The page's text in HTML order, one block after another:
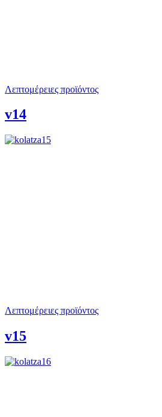
Λεπτομέρειες προϊόντος
v14
Λεπτομέρειες προϊόντος
v15